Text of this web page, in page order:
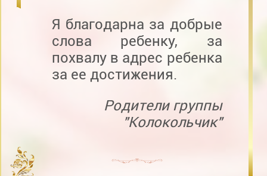
Я благодарна за добрые
слова ребенку, за
похвалу в адрес ребенка
за ее достижения.
Родители группы
"Колокольчик"